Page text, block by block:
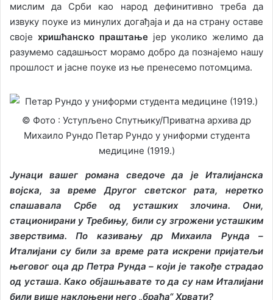
мислим да Срби као народ дефинитивно треба да
извуку поуке из минулих догађаја и да на страну оставе
своје хришћанско праштањејер уколико желимо да
разумемо садашњост морамо добро да познајемо нашу
прошлост и јасне поуке из ње пренесемо потомцима.
© Фото : Уступљено Спутњику/Приватна архива др
Михаило Рундо Петар Рундо у униформи студента
медицине (1919.)
Јунаци вашег романа сведоче да је Италијанска
војска, за време Другог светског рата, неретко
спашавала Србе од усташких злочина. Они,
стационирани у Требињу, били су згрожени усташким
зверствима. По казивању др Михаила Рунда –
Италијани су били за време рата искрени пријатељи
његовог оца др Петра Рунда – који је такође страдао
од усташа. Како објашњавате то да су нам Италијани
били више наклоњени него „браћа“ Хрвати?